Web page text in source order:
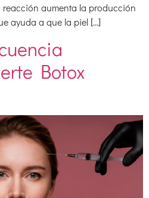
aumenta la producción
ayuda a que la piel […]
Botox